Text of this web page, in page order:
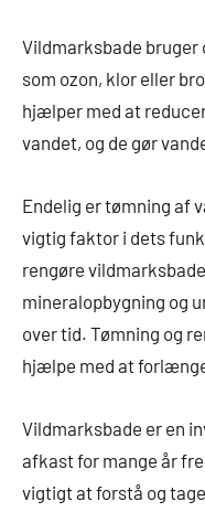
Vildmarksbade bruger
som ozon, klor eller
hjælper med at
vandet, og de gør
Endelig er tømning af
vigtig faktor i dets
rengøre
mineralopbygning og
over tid. Tømning og
hjælpe med at
Vildmarksbade er en
afkast for mange år
vigtigt at forstå og